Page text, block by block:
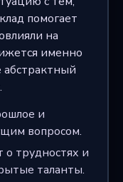
помогает
на
именно
абстрактный
и
вопросом.
трудностях и
таланты.